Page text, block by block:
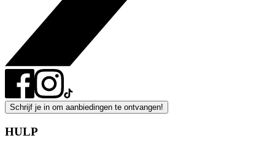
Schrijf je in om aanbiedingen te ontvangen!
HULP